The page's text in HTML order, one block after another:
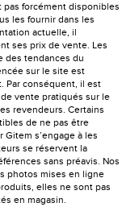
forcément disponibles
les fournir dans les
actuelle, il
ses prix de vente. Les
des tendances du
sur le site est
Par conséquent, il est
vente pratiqués sur le
revendeurs. Certains
de ne pas être
s’engage à les
se réservent la
sans préavis. Nos
photos mises en ligne
elles ne sont pas
en magasin.